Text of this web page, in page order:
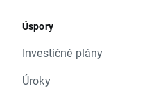
Úspory
Investičné plány
Úroky